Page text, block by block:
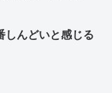
しんどいと感じる